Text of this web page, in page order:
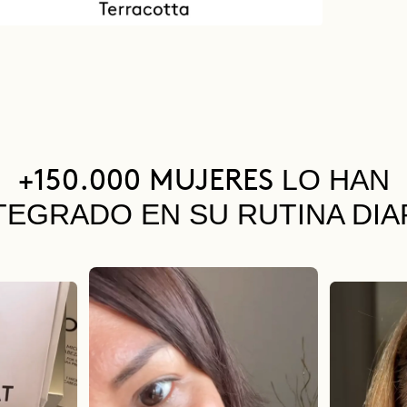
+150.000 MUJERES LO HAN
EN SU RUTINA